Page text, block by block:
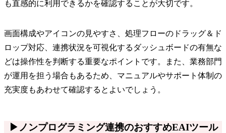
も直感的に利用できるかを確認することが大切です。
画面構成やアイコンの見やすさ、処理フローのドラッグ＆ド
ロップ対応、連携状況を可視化するダッシュボードの有無な
どは操作性を判断する重要なポイントです。また、業務部門
が運用を担う場合もあるため、マニュアルやサポート体制の
充実度もあわせて確認するとよいでしょう。
▶ノンプログラミング連携のおすすめEAIツール